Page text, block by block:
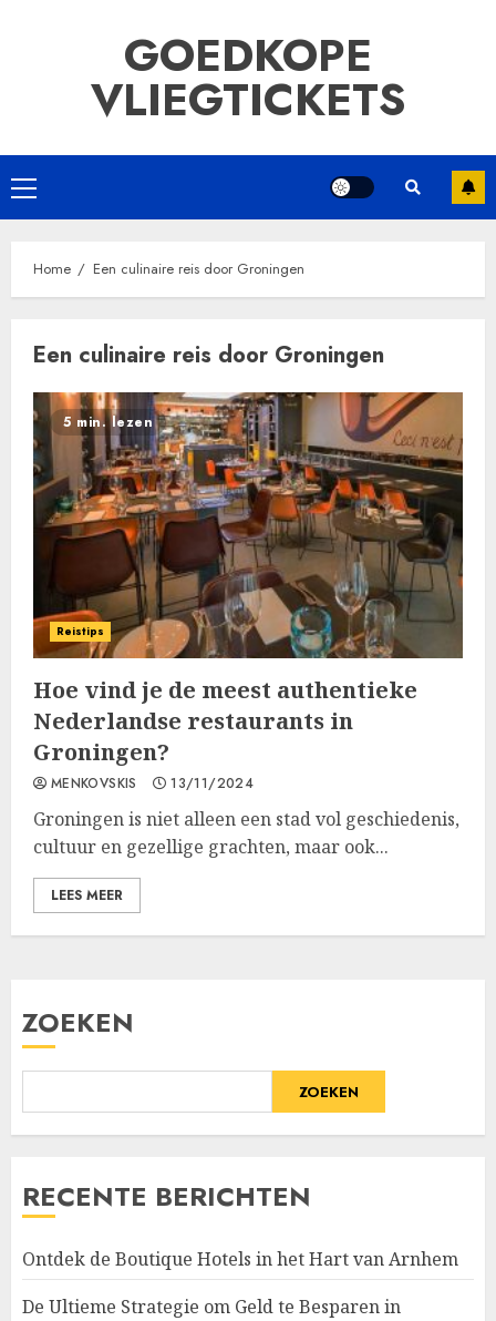
GOEDKOPE
VLIEGTICKETS
Primair
menu
Home Een culinaire reis door Groningen
Een culinaire reis door Groningen
5 min. lezen
Reistips
Hoe vind je de meest authentieke
Nederlandse restaurants in
Groningen?
MENKOVSKIS 13/11/2024
Groningen is niet alleen een stad vol geschiedenis,
cultuur en gezellige grachten, maar ook...
LEES MEER
ZOEKEN
ZOEKEN
RECENTE BERICHTEN
Ontdek de Boutique Hotels in het Hart van Arnhem
De Ultieme Strategie om Geld te Besparen in